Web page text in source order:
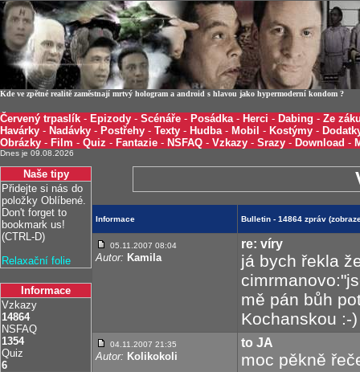
Kde ve zpětné realitě zaměstnají mrtvý hologram a android s hlavou jako hypermoderní kondom ?
Červený trpaslík - Epizody - Scénáře - Posádka- Herci - Dabing - Ze
Havárky - Nadávky - Postřehy - Texty - Hudba- Mobil - Kostýmy -
Obrázky - Film - Quiz - Fantazie - NSFAQ - Vzkazy - Srazy - Download -
Dnes je 09.08.2026
Naše tipy
Přidejte si nás do
položky Oblíbené.
Don't forget to
bookmark us!
(CTRL-D)
Relaxační folie
Informace
Vzkazy
14864
NSFAQ
1354
Quiz
6
Informace Bulletin - 14864 zpráv
05.11.2007 08:04
Autor: Kamila
re: víry
já bych řekla
mě pán bůh
Kochanskou :-)
04.11.2007 21:35
Autor: Kolikokoli
to JA
moc pěkně